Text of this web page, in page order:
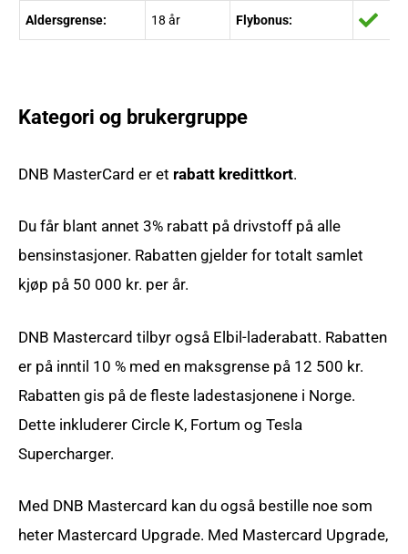
Aldersgrense: 18 år Flybonus:
Kategori og brukergruppe
DNB MasterCard er et rabatt kredittkort.
Du får blant annet 3% rabatt på drivstoff på alle
bensinstasjoner. Rabatten gjelder for totalt samlet
kjøp på 50 000 kr. per år.
DNB Mastercard tilbyr også Elbil-laderabatt. Rabatten
er på inntil 10 % med en maksgrense på 12 500 kr.
Rabatten gis på de fleste ladestasjonene i Norge.
Dette inkluderer Circle K, Fortum og Tesla
Supercharger.
Med DNB Mastercard kan du også bestille noe som
heter Mastercard Upgrade. Med Mastercard Upgrade,